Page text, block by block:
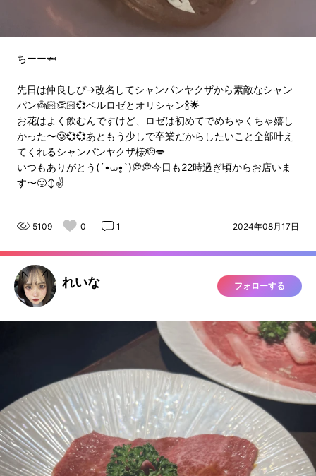
ちーー🦈
先日は仲良しぴ→改名してシャンパンヤクザから素敵なシャン
パン👼🏻👏🏻💞ベルロゼとオリシャン🍾🌟
お花はよく飲むんですけど、ロゼは初めてでめちゃくちゃ嬉し
かった〜🥲💞💞あともう少しで卒業だからしたいこと全部叶え
てくれるシャンパンヤクザ様🫡💋
いつもありがとう(´•⩊•̥`)💭💭今日も22時過ぎ頃からお店いま
す〜🙂‍↕️✌
5109 0 1 2024年08月17日
れいな フォローする